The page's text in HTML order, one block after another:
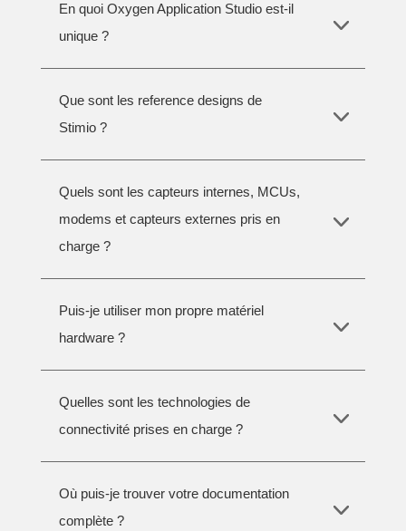
En quoi Oxygen Application Studio est-il
unique ?
Que sont les reference designs de
Stimio ?
Quels sont les capteurs internes, MCUs,
modems et capteurs externes pris en
charge ?
Puis-je utiliser mon propre matériel
hardware ?
Quelles sont les technologies de
connectivité prises en charge ?
Où puis-je trouver votre documentation
complète ?